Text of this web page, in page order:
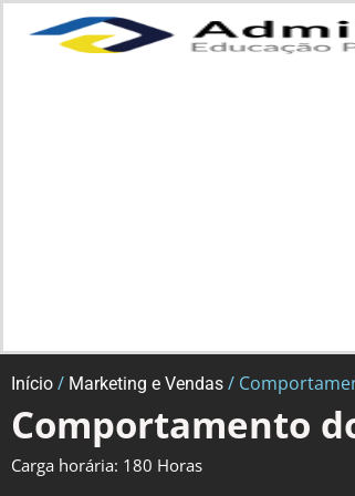
Início / Marketing e Vendas /
Comportamento
Carga horária: 180 Horas